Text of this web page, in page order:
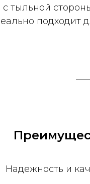
тыльной
Надежность и